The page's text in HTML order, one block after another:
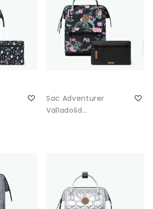
Sac Adventurer
Valladolid...